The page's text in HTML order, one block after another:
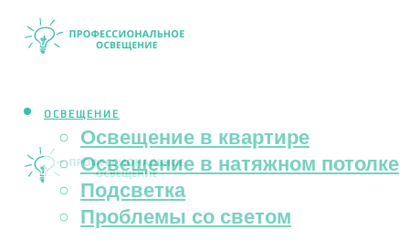
ОСВЕЩЕНИЕ
Освещение в квартире
Освещение в натяжном потолке
Подсветка
Проблемы со светом